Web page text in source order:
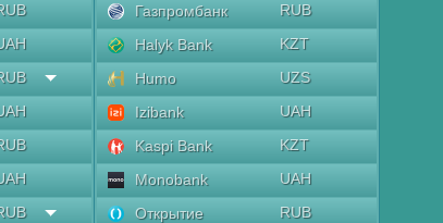
Газпромбанк
RUB
Halyk Bank
KZT
Humo
UZS
Izibank
UAH
Kaspi Bank
KZT
Monobank
UAH
Открытие
RUB